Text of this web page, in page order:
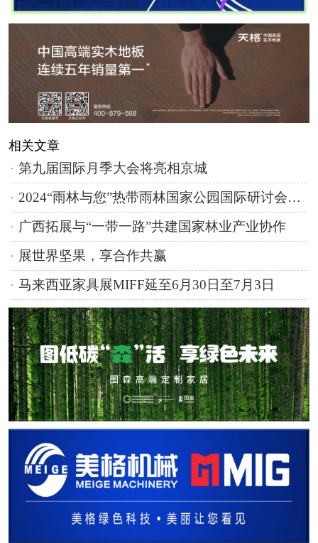
相关文章
第九届国际月季大会将亮相京城
2024“雨林与您”热带雨林国家公园国际研讨会举行
广西拓展与“一带一路”共建国家林业产业协作
展世界坚果，享合作共赢
马来西亚家具展MIFF延至6月30日至7月3日